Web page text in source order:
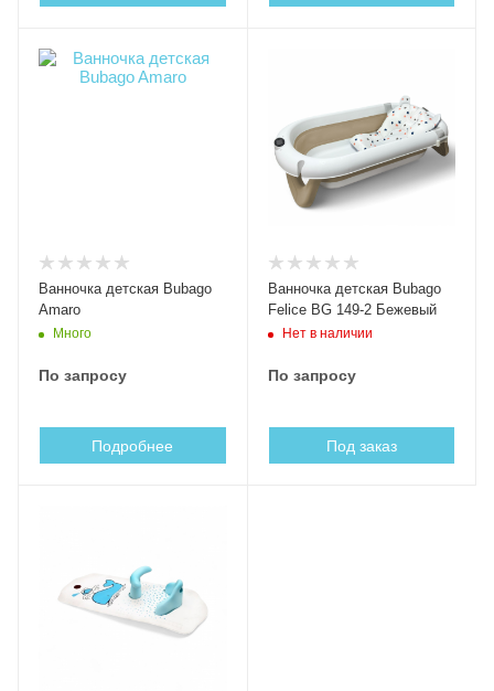
Ванночка детская Bubago
Amaro
Много
По запросу
Подробнее
Ванночка детская Bubago
Felice BG 149-2 Бежевый
Нет в наличии
По запросу
Под заказ